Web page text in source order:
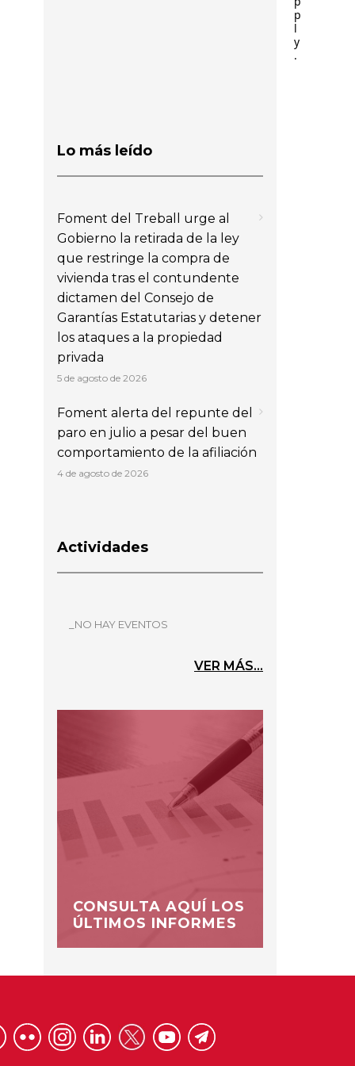
p
l
y
.
Lo más leído
Foment del Treball urge al
Gobierno la retirada de la ley
que restringe la compra de
vivienda tras el contundente
dictamen del Consejo de
Garantías Estatutarias y detener
los ataques a la propiedad
privada
5 de agosto de 2026
Foment alerta del repunte del
paro en julio a pesar del buen
comportamiento de la afiliación
4 de agosto de 2026
Actividades
_NO HAY EVENTOS
VER MÁS...
CONSULTA AQUÍ LOS
ÚLTIMOS INFORMES